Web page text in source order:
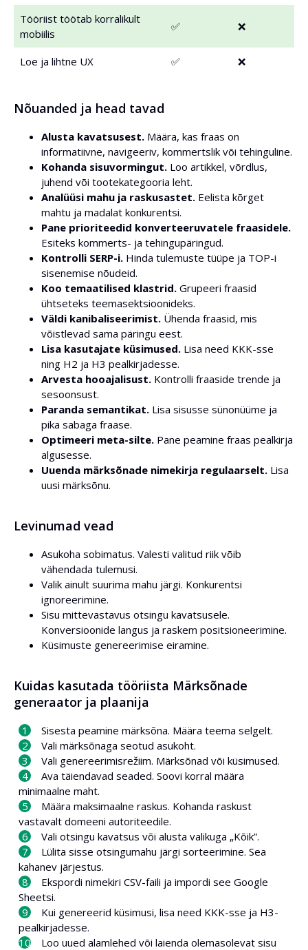
Tööriist töötab korralikult
mobiilis
✅ ❌
Loe ja lihtne UX ✅ ❌
Nõuanded ja head tavad
Alusta kavatsusest. Määra, kas fraas on
informatiivne, navigeeriv, kommertslik või tehinguline.
Kohanda sisuvormingut. Loo artikkel, võrdlus,
juhend või tootekategooria leht.
Analüüsi mahu ja raskusastet. Eelista kõrget
mahtu ja madalat konkurentsi.
Pane prioriteedid konverteeruvatele fraasidele.
Esiteks kommerts- ja tehingupäringud.
Kontrolli SERP-i. Hinda tulemuste tüüpe ja TOP-i
sisenemise nõudeid.
Koo temaatilised klastrid. Grupeeri fraasid
ühtseteks teemasektsioonideks.
Väldi kanibaliseerimist. Ühenda fraasid, mis
võistlevad sama päringu eest.
Lisa kasutajate küsimused. Lisa need KKK-sse
ning H2 ja H3 pealkirjadesse.
Arvesta hooajalisust. Kontrolli fraaside trende ja
sesoonsust.
Paranda semantikat. Lisa sisusse sünonüüme ja
pika sabaga fraase.
Optimeeri meta-silte. Pane peamine fraas pealkirja
algusesse.
Uuenda märksõnade nimekirja regulaarselt. Lisa
uusi märksõnu.
Levinumad vead
Asukoha sobimatus. Valesti valitud riik võib
vähendada tulemusi.
Valik ainult suurima mahu järgi. Konkurentsi
ignoreerimine.
Sisu mittevastavus otsingu kavatsusele.
Konversioonide langus ja raskem positsioneerimine.
Küsimuste genereerimise eiramine.
Kuidas kasutada tööriista Märksõnade
generaator ja plaanija
Sisesta peamine märksõna. Määra teema selgelt.
Vali märksõnaga seotud asukoht.
Vali genereerimisrežiim. Märksõnad või küsimused.
Ava täiendavad seaded. Soovi korral määra
minimaalne maht.
Määra maksimaalne raskus. Kohanda raskust
vastavalt domeeni autoriteedile.
Vali otsingu kavatsus või alusta valikuga „Kõik”.
Lülita sisse otsingumahu järgi sorteerimine. Sea
kahanev järjestus.
Ekspordi nimekiri CSV-faili ja impordi see Google
Sheetsi.
Kui genereerid küsimusi, lisa need KKK-sse ja H3-
pealkirjadesse.
Loo uued alamlehed või laienda olemasolevat sisu